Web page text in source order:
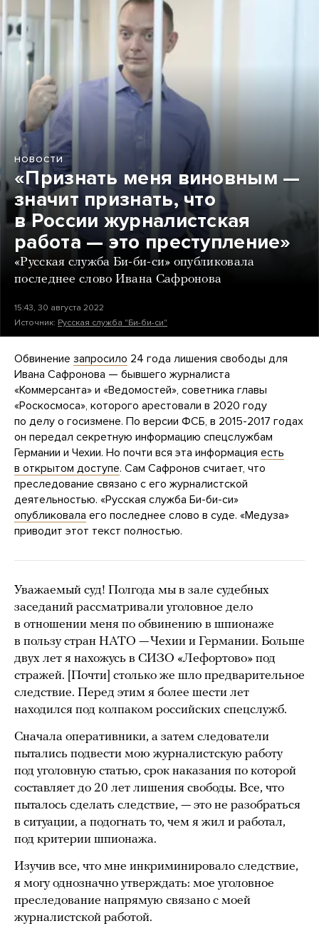
НОВОСТИ
«Признать меня виновным —
значит признать, что
в России журналистская
работа — это преступление»
«Русская служба Би-би-си» опубликовала
последнее слово Ивана Сафронова
15:43, 30 августа 2022
Источник: Русская служба "Би-би-си"
Обвинение запросило 24 года лишения свободы для
Ивана Сафронова — бывшего журналиста
«Коммерсанта» и «Ведомостей», советника главы
«Роскосмоса», которого арестовали в 2020 году
по делу о госизмене. По версии ФСБ, в 2015-2017 годах
он передал секретную информацию спецслужбам
Германии и Чехии. Но почти вся эта информация есть
в открытом доступе. Сам Сафронов считает, что
преследование связано с его журналистской
деятельностью. «Русская служба Би-би-си»
опубликовала его последнее слово в суде. «Медуза»
приводит этот текст полностью.
Уважаемый суд! Полгода мы в зале судебных
заседаний рассматривали уголовное дело
в отношении меня по обвинению в шпионаже
в пользу стран НАТО — Чехии и Германии. Больше
двух лет я нахожусь в СИЗО «Лефортово» под
стражей. [Почти] столько же шло предварительное
следствие. Перед этим я более шести лет
находился под колпаком российских спецслужб.
Сначала оперативники, а затем следователи
пытались подвести мою журналистскую работу
под уголовную статью, срок наказания по которой
составляет до 20 лет лишения свободы. Все, что
пыталось сделать следствие, — это не разобраться
в ситуации, а подогнать то, чем я жил и работал,
под критерии шпионажа.
Изучив все, что мне инкриминировало следствие,
я могу однозначно утверждать: мое уголовное
преследование напрямую связано с моей
журналистской работой.